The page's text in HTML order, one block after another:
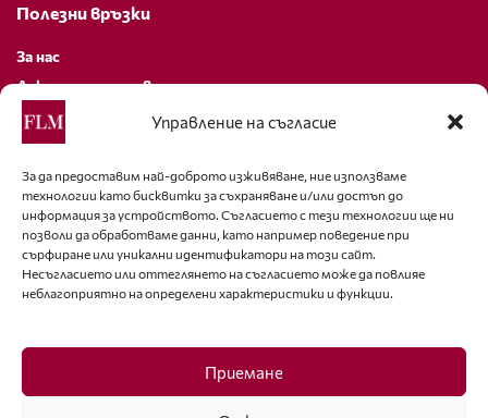
Управление на съгласие
За да предоставим най-доброто изживяване, ние използваме
технологии като бисквитки за съхраняване и/или достъп до
информация за устройството. Съгласието с тези технологии ще ни
позволи да обработваме данни, като например поведение при
сърфиране или уникални идентификатори на този сайт.
Несъгласието или оттеглянето на съгласието може да повлияе
неблагоприятно на определени характеристики и функции.
Приемане
Полезни връзки
За нас
Декларация за поверителност
Политика за бисквитки
За контакти
editor@fashion-lifestyle.net
+359 88 227 33 47
Последвайте ни
Facebook